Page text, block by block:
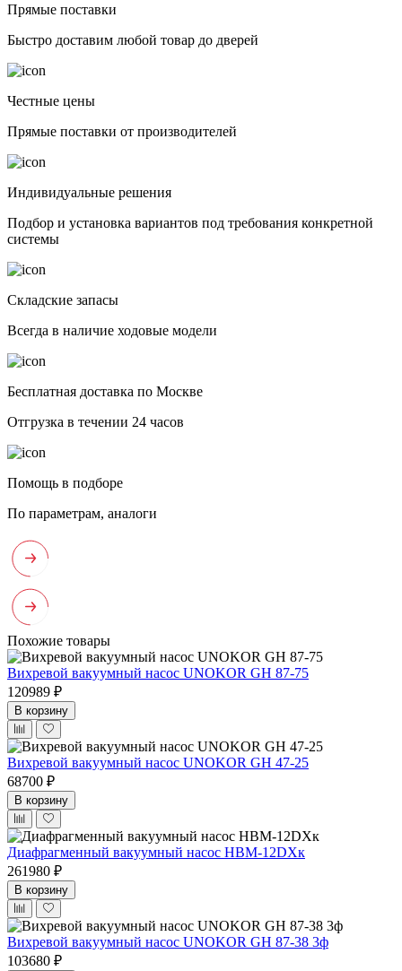
Прямые поставки
Быстро доставим любой товар до дверей
Честные цены
Прямые поставки от производителей
Индивидуальные решения
Подбор и установка вариантов под требования конкретной
системы
Складские запасы
Всегда в наличие ходовые модели
Бесплатная доставка по Москве
Отгрузка в течении 24 часов
Помощь в подборе
По параметрам, аналоги
Похожие товары
Вихревой вакуумный насос UNOKOR GH 87-75
120989 ₽
В корзину
Вихревой вакуумный насос UNOKOR GH 47-25
68700 ₽
В корзину
Диафрагменный вакуумный насос НВМ-12DХк
261980 ₽
В корзину
Вихревой вакуумный насос UNOKOR GH 87-38 3ф
103680 ₽